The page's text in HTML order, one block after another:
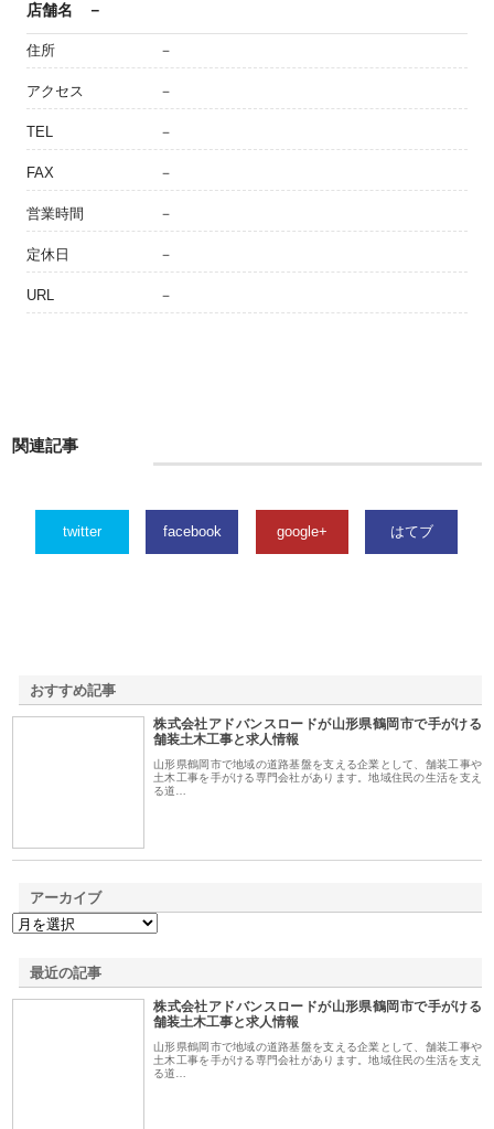
店舗名 －
住所 －
アクセス －
TEL －
FAX －
営業時間 －
定休日 －
URL －
関連記事
twitter facebook google+ はてブ
おすすめ記事
株式会社アドバンスロードが山形県鶴岡市で手がける
舗装土木工事と求人情報
山形県鶴岡市で地域の道路基盤を支える企業として、舗装工事や
土木工事を手がける専門会社があります。地域住民の生活を支え
る道…
アーカイブ
最近の記事
株式会社アドバンスロードが山形県鶴岡市で手がける
舗装土木工事と求人情報
山形県鶴岡市で地域の道路基盤を支える企業として、舗装工事や
土木工事を手がける専門会社があります。地域住民の生活を支え
る道…